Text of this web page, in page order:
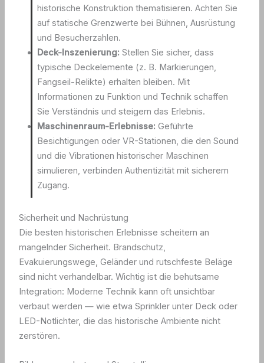
historische Konstruktion thematisieren. Achten Sie
auf statische Grenzwerte bei Bühnen, Ausrüstung
und Besucherzahlen.
Deck-Inszenierung: Stellen Sie sicher, dass
typische Deckelemente (z. B. Markierungen,
Fangseil-Relikte) erhalten bleiben. Mit
Informationen zu Funktion und Technik schaffen
Sie Verständnis und steigern das Erlebnis.
Maschinenraum-Erlebnisse: Geführte
Besichtigungen oder VR-Stationen, die den Sound
und die Vibrationen historischer Maschinen
simulieren, verbinden Authentizität mit sicherem
Zugang.
Sicherheit und Nachrüstung
Die besten historischen Erlebnisse scheitern an
mangelnder Sicherheit. Brandschutz,
Evakuierungswege, Geländer und rutschfeste Beläge
sind nicht verhandelbar. Wichtig ist die behutsame
Integration: Moderne Technik kann oft unsichtbar
verbaut werden — wie etwa Sprinkler unter Deck oder
LED-Notlichter, die das historische Ambiente nicht
zerstören.